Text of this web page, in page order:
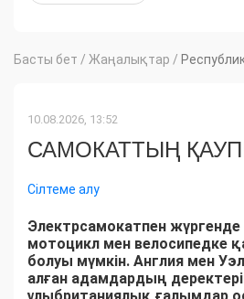
Басты бет / Жаңалықтар /
10.08.2026, 13:52
САМОКАТТЫҢ
Сілтеме алу
Электрсамокатпен
мотоцикл мен велосипедке
болуы мүмкін. Англия мен
алған адамдардың